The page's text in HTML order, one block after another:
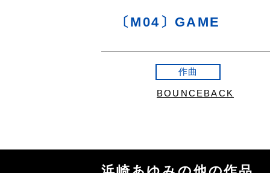
〔M04〕GAME
作曲
BOUNCEBACK